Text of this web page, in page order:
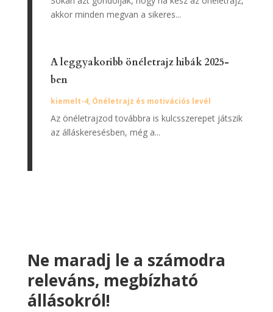
akkor minden megvan a sikeres...
A leggyakoribb önéletrajz hibák 2025-
ben
kiemelt-4, Önéletrajz és motivációs levél
Az önéletrajzod továbbra is kulcsszerepet játszik
az álláskeresésben, még a...
Ne maradj le a számodra
releváns, megbízható
állásokról!